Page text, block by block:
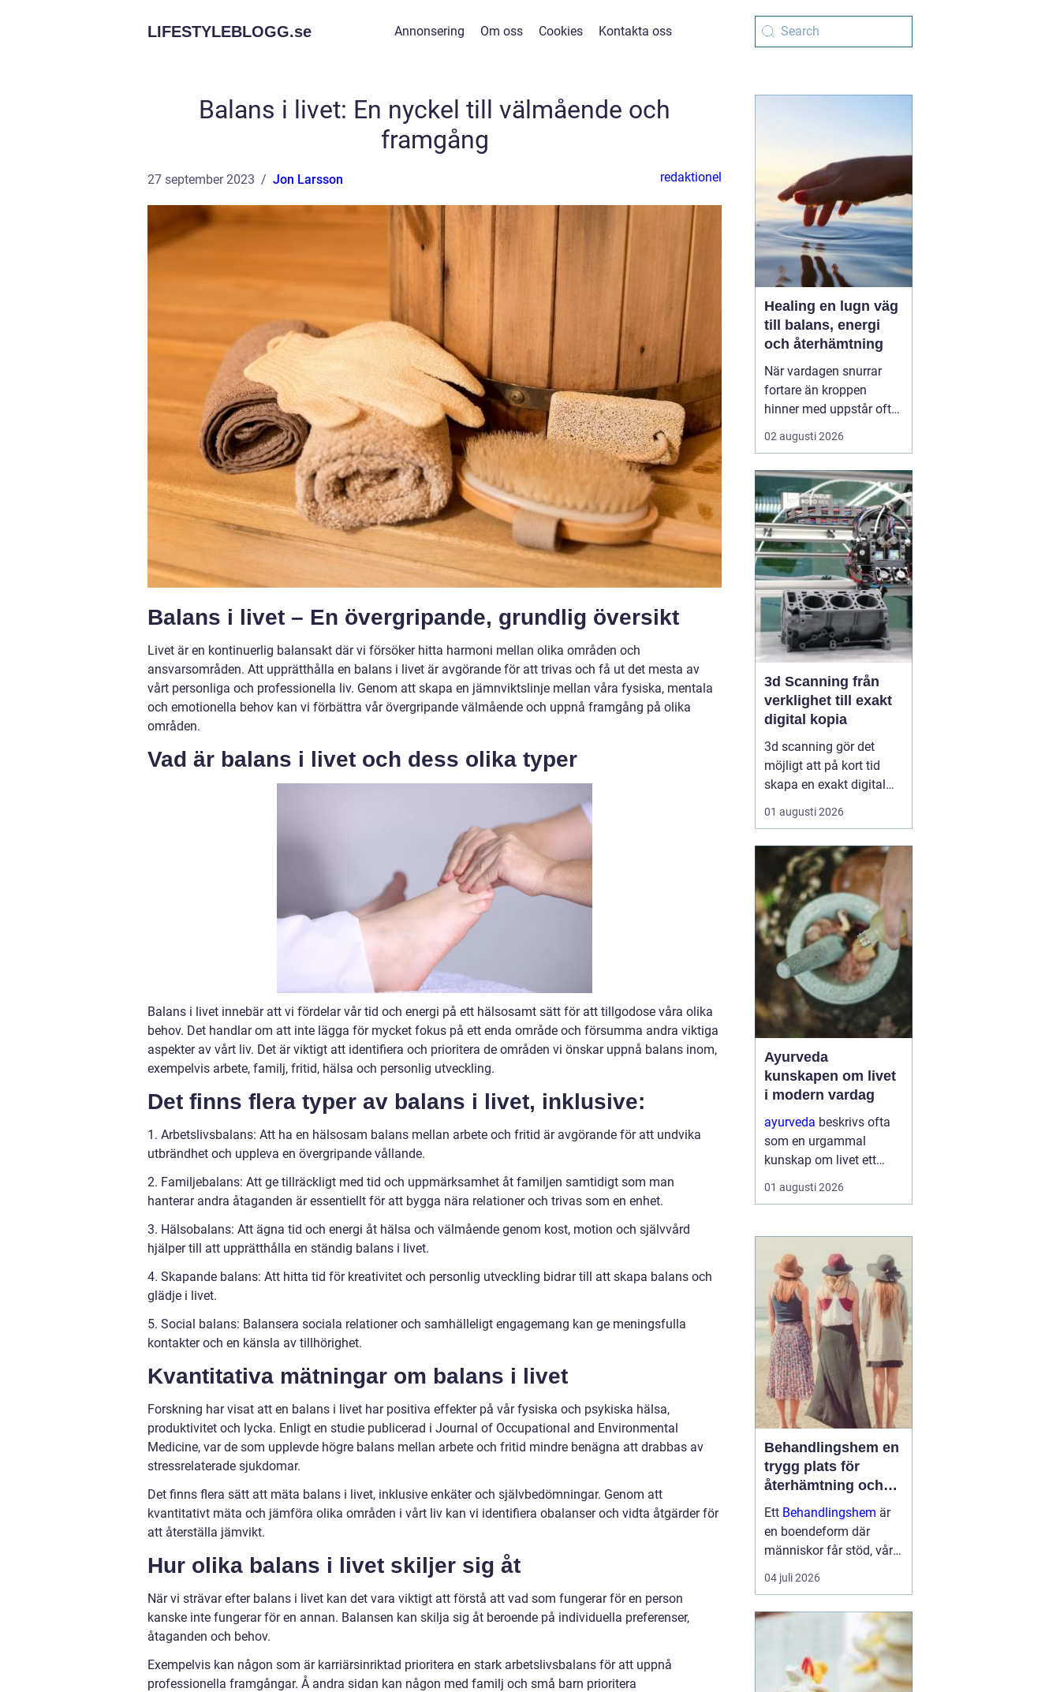
LIFESTYLEBLOGG.se Annonsering Om oss Cookies Kontakta oss
Balans i livet: En nyckel till välmående och
framgång
27 september 2023 Jon Larsson redaktionel
Balans i livet – En övergripande, grundlig översikt
Livet är en kontinuerlig balansakt där vi försöker hitta harmoni mellan olika områden och
ansvarsområden. Att upprätthålla en balans i livet är avgörande för att trivas och få ut det mesta av
vårt personliga och professionella liv. Genom att skapa en jämnviktslinje mellan våra fysiska, mentala
och emotionella behov kan vi förbättra vår övergripande välmående och uppnå framgång på olika
områden.
Vad är balans i livet och dess olika typer
Balans i livet innebär att vi fördelar vår tid och energi på ett hälsosamt sätt för att tillgodose våra olika
behov. Det handlar om att inte lägga för mycket fokus på ett enda område och försumma andra viktiga
aspekter av vårt liv. Det är viktigt att identifiera och prioritera de områden vi önskar uppnå balans inom,
exempelvis arbete, familj, fritid, hälsa och personlig utveckling.
Det finns flera typer av balans i livet, inklusive:
1. Arbetslivsbalans: Att ha en hälsosam balans mellan arbete och fritid är avgörande för att undvika
utbrändhet och uppleva en övergripande vållande.
2. Familjebalans: Att ge tillräckligt med tid och uppmärksamhet åt familjen samtidigt som man
hanterar andra åtaganden är essentiellt för att bygga nära relationer och trivas som en enhet.
3. Hälsobalans: Att ägna tid och energi åt hälsa och välmående genom kost, motion och självvård
hjälper till att upprätthålla en ständig balans i livet.
4. Skapande balans: Att hitta tid för kreativitet och personlig utveckling bidrar till att skapa balans och
glädje i livet.
5. Social balans: Balansera sociala relationer och samhälleligt engagemang kan ge meningsfulla
kontakter och en känsla av tillhörighet.
Kvantitativa mätningar om balans i livet
Forskning har visat att en balans i livet har positiva effekter på vår fysiska och psykiska hälsa,
produktivitet och lycka. Enligt en studie publicerad i Journal of Occupational and Environmental
Medicine, var de som upplevde högre balans mellan arbete och fritid mindre benägna att drabbas av
stressrelaterade sjukdomar.
Det finns flera sätt att mäta balans i livet, inklusive enkäter och självbedömningar. Genom att
kvantitativt mäta och jämföra olika områden i vårt liv kan vi identifiera obalanser och vidta åtgärder för
att återställa jämvikt.
Hur olika balans i livet skiljer sig åt
När vi strävar efter balans i livet kan det vara viktigt att förstå att vad som fungerar för en person
kanske inte fungerar för en annan. Balansen kan skilja sig åt beroende på individuella preferenser,
åtaganden och behov.
Exempelvis kan någon som är karriärsinriktad prioritera en stark arbetslivsbalans för att uppnå
professionella framgångar. Å andra sidan kan någon med familj och små barn prioritera
Healing en lugn väg
till balans, energi
och återhämtning
När vardagen snurrar
fortare än kroppen
hinner med uppstår ofta
spänningar, oro och
trötthet som inte går att
Många börjar då söka
efter metoder som kan
skapa lugn på djupet,
inte bara i tankarna utan
också i kroppen. I den
sökn...
02 augusti 2026
3d Scanning från
verklighet till exakt
digital kopia
3d scanning gör det
möjligt att på kort tid
skapa en exakt digital
kopia av nästan vad
som helst: en liten detalj,
eller en hel fabrik.
Tekniken används i dag
inom industri, bygg,
fastigheter, kulturarv och
infrastruktur för at...
01 augusti 2026
Ayurveda
kunskapen om livet
i modern vardag
ayurveda beskrivs ofta
som en urgammal
kunskap om livet ett
praktiskt system för
hälsa som förenar kropp,
stället för att enbart
fokusera på symptom
försöker ayurvedan
förstå varf...
01 augusti 2026
Behandlingshem en
trygg plats för
återhämtning och
förändring
Ett Behandlingshem är
en boendeform där
människor får stöd, vård
och struktur under en
period i livet när det
öppenvården inte räcker.
Målet är att skapa
trygghet, stabilitet och
förutsättni...
04 juli 2026